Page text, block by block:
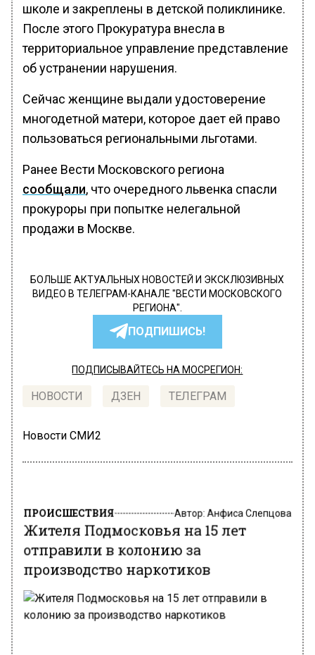
школе и закреплены в детской поликлинике.
После этого Прокуратура внесла в
территориальное управление представление
об устранении нарушения.
Сейчас женщине выдали удостоверение
многодетной матери, которое дает ей право
пользоваться региональными льготами.
Ранее Вести Московского региона
сообщали, что очередного львенка спасли
прокуроры при попытке нелегальной
продажи в Москве.
БОЛЬШЕ АКТУАЛЬНЫХ НОВОСТЕЙ И ЭКСКЛЮЗИВНЫХ
ВИДЕО В ТЕЛЕГРАМ-КАНАЛЕ "ВЕСТИ МОСКОВСКОГО
РЕГИОНА".
ПОДПИШИСЬ!
ПОДПИСЫВАЙТЕСЬ НА МОСРЕГИОН:
НОВОСТИ ДЗЕН ТЕЛЕГРАМ
Новости СМИ2
ПРОИСШЕСТВИЯ Автор: Анфиса Слепцова
Жителя Подмосковья на 15 лет
отправили в колонию за
производство наркотиков